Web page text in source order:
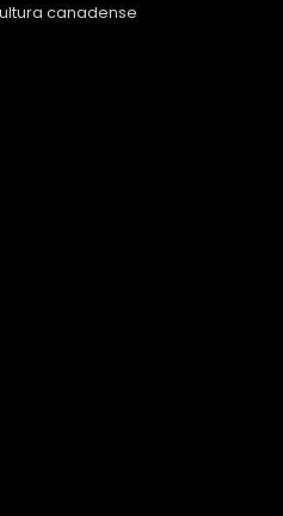
canadense